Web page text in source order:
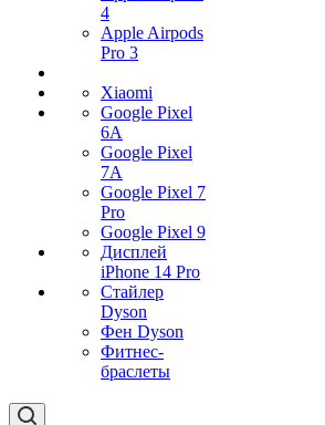
4
Apple Airpods
Pro 3
Xiaomi
Google Pixel
6A
Google Pixel
7А
Google Pixel 7
Pro
Google Pixel 9
Дисплей
iPhone 14 Pro
Стайлер
Dyson
Фен Dyson
Фитнес-
браслеты